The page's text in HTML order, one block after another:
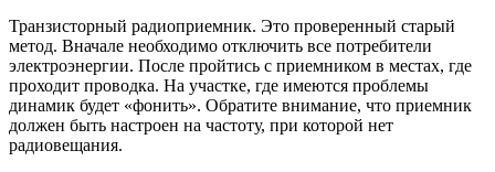
Транзисторный радиоприемник. Это проверенный старый
метод. Вначале необходимо отключить все потребители
электроэнергии. После пройтись с приемником в местах, где
проходит проводка. На участке, где имеются проблемы
динамик будет «фонить». Обратите внимание, что приемник
должен быть настроен на частоту, при которой нет
радиовещания.